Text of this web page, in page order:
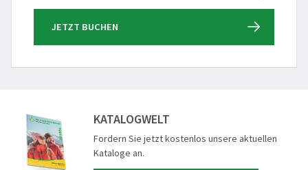
JETZT BUCHEN
KATALOGWELT
Fordern Sie jetzt kostenlos unsere aktuellen
Kataloge an.